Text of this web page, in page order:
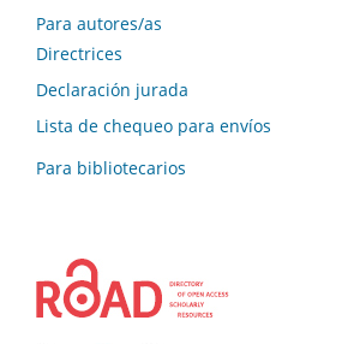
Para autores/as
Directrices
Declaración jurada
Lista de chequeo para envíos
Para bibliotecarios